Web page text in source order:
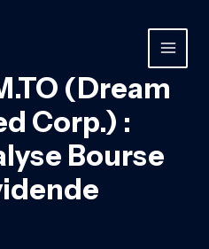
MAIN
(Dream
Corp.) :
Bourse